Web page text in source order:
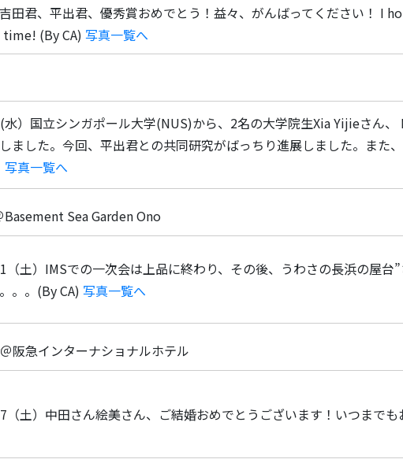
田君、平出君、優秀賞おめでとう！益々、がんばってください！
(By CA) 写真一覧へ
）国立シンガポール大学(NUS)から、2名の大学院生Xia Yijieさん
ました。今回、平出君との共同研究がばっちり進展しました。また
写真一覧へ
Basement Sea Garden Ono
（土）IMSでの一次会は上品に終わり、その後、うわさの長浜の屋台
。。(By CA) 写真一覧へ
阪急インターナショナルホテル
（土）中田さん絵美さん、ご結婚おめでとうございます！いつまでも